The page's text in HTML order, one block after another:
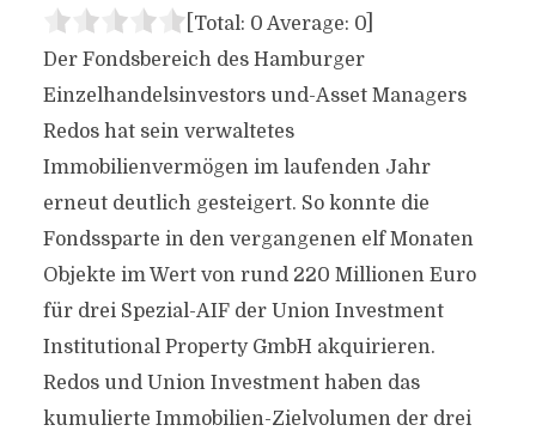
[Total: 0 Average: 0]
Der Fondsbereich des Hamburger
Einzelhandelsinvestors und-Asset Managers
Redos hat sein verwaltetes
Immobilienvermögen im laufenden Jahr
erneut deutlich gesteigert. So konnte die
Fondssparte in den vergangenen elf Monaten
Objekte im Wert von rund 220 Millionen Euro
für drei Spezial-AIF der Union Investment
Institutional Property GmbH akquirieren.
Redos und Union Investment haben das
kumulierte Immobilien-Zielvolumen der drei